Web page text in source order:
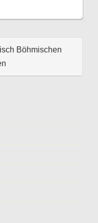
Böhmischen